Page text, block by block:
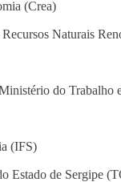
(Crea)
Naturais
do Trabalho
(IFS)
Estado de Sergipe